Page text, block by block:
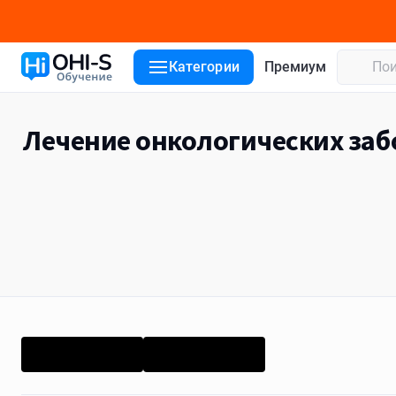
Категории Премиум
Лечение онкологических